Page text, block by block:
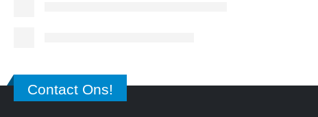
Contact Ons!